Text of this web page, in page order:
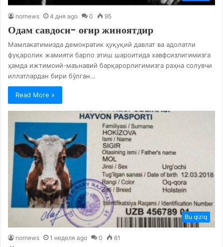
nornews 4 дня ago 0 95
Одам савдоси- оғир жиноятдир
Мамлакатимизда демократик ҳуқуқий давлат ва адолатли
фуқаролик жамияти барпо этиш шароитида хавфсизлигимизга
ҳамда ижтимоий-маънавий барқарорлигимизга раҳна солувчи
иллатлардан бири бўлган…
Read More »
Bu qiziq
nornews 1 неделя ago 0 61